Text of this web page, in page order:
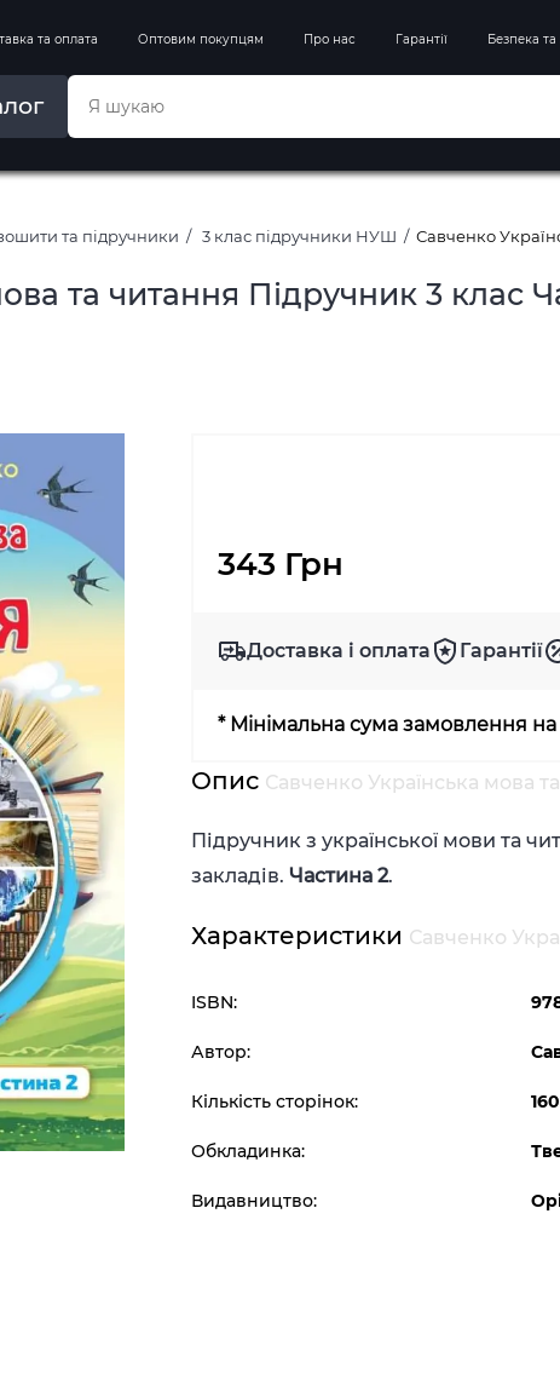
та оплата Оптовим покупцям Про нас Гарантії Безпека
та підручники 3 клас підручники НУШ Савченко
та читання Підручник 3 клас
343 Грн
Доставка і оплата Гарантії
* Мінімальна сума замовлення на
Опис Савченко Українська мова
Підручник з української мови та
закладів.Частина 2.
Характеристики Савченко
ISBN:
Автор:
Кількість сторінок: 160
Обкладинка:
Видавництво: